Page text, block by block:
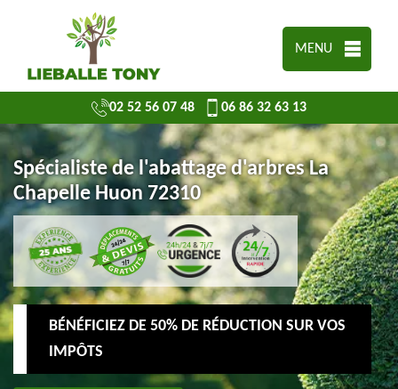
MENU
02 52 56 07 48 06 86 32 63 13
Spécialiste de l'abattage d'arbres La
Chapelle Huon 72310
BÉNÉFICIEZ DE 50% DE RÉDUCTION SUR VOS
IMPÔTS